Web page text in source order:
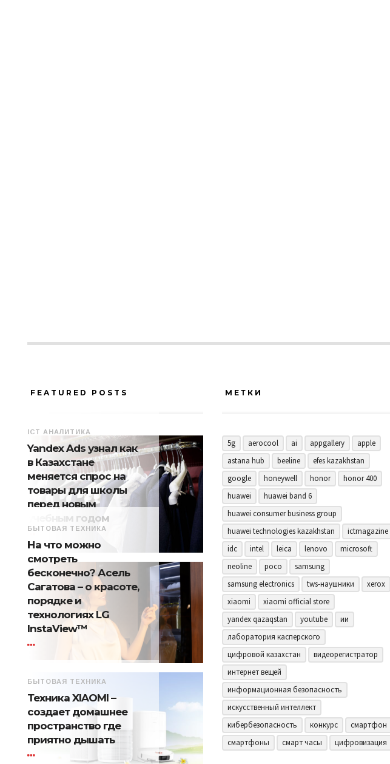
FEATURED POSTS
ICT АНАЛИТИКА
Yandex Ads узнал как
в Казахстане
меняется спрос на
товары для школы
перед новым
учебным годом
БЫТОВАЯ ТЕХНИКА
На что можно
смотреть
бесконечно? Асель
Сагатова – о красоте,
порядке и
технологиях LG
InstaView™
БЫТОВАЯ ТЕХНИКА
Техника XIAOMI –
создает домашнее
пространство где
приятно дышать
МЕТКИ
5g aerocool ai appgallery
apple
astana hub
beeline
efes kazakhstan
google
honeywell honor
honor 400
huawei
huawei band 6
huawei consumer business group
huawei technologies kazakhstan
ictmagazine
idc
intel leica lenovo
microsoft
neoline
poco
samsung
samsung electronics
tws-наушники
xerox
xiaomi
xiaomi official store
yandex qazaqstan
youtube
ии
лаборатория касперского
цифровой казахстан
видеорегистратор
интернет вещей
информационная безопасность
искусственный интеллект
кибербезопасность
конкурс
смартфон
смартфоны
смарт часы цифровизация